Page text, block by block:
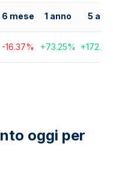
6 mese 1 anno 5 anni
-16.37% +73.25% +172.99
oggi per